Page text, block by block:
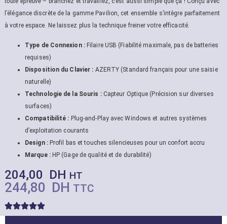
l’élégance discrète de la gamme Pavilion, cet ensemble s’intègre parfaitement
à votre espace. Ne laissez plus la technique freiner votre efficacité.
Type de Connexion :Filaire USB (Fiabilité maximale, pas de batteries
requises)
Disposition du Clavier : AZERTY (Standard français pour une saisie
naturelle)
Technologie de la Souris :Capteur Optique (Précision sur diverses
surfaces)
Compatibilité : Plug-and-Play avec Windows et autres systèmes
d’exploitation courants
Design :Profil bas et touches silencieuses pour un confort accru
Marque :HP (Gage de qualité et de durabilité)
204,00 DH HT
244,80 DH TTC